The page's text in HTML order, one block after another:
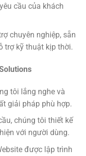
cầu của khách
chuyên nghiệp, sẵn
trợ kỹ thuật kịp thời.
tôi lắng nghe và
giải pháp phù hợp.
chúng tôi thiết kế
với người dùng.
được lập trình